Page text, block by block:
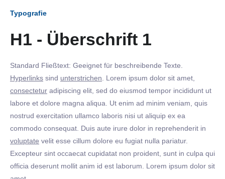
Typografie
H1 - Überschrift 1
Standard Fließtext: Geeignet für beschreibende Texte.
Hyperlinks sind unterstrichen . Lorem ipsum dolor sit amet,
consectetur adipiscing elit, sed do eiusmod tempor incididunt ut
labore et dolore magna aliqua. Ut enim ad minim veniam, quis
nostrud exercitation ullamco laboris nisi ut aliquip ex ea
commodo consequat. Duis aute irure dolor in reprehenderit in
voluptate velit esse cillum dolore eu fugiat nulla pariatur.
Excepteur sint occaecat cupidatat non proident, sunt in culpa qui
officia deserunt mollit anim id est laborum. Lorem ipsum dolor sit